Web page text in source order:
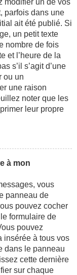
modifier un de vos
parfois dans une
ait été publié. Si
un petit texte
nombre de fois
et l’heure de la
s’il s’agit d’une
ou un
une raison
noter que les
leur propre
à mon
vous
panneau de
pouvez cocher
formulaire de
pouvez
insérée à tous vos
dans le panneau
cette dernière
sur chaque